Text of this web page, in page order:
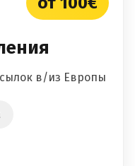
в/из Европы